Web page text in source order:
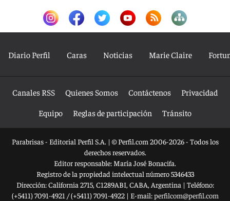
Diario Perfil Caras Noticias Marie Claire
Canales RSS Quienes Somos Contáctenos
Privacidad
Equipo
Reglas de participación Tránsito
Parabrisas - Editorial Perfil S.A. | © Perfil.com 2006-2026 - Todos los
derechos reservados.
Editor responsable: María José Bonacifa.
Registro de la propiedad intelectual número 5346433
Dirección:California 2715, C1289ABI, CABA, Argentina | Teléfono:
(+5411) 7091-4921 /(+5411) 7091-4922| E-mail:perfilcom@perfil.com